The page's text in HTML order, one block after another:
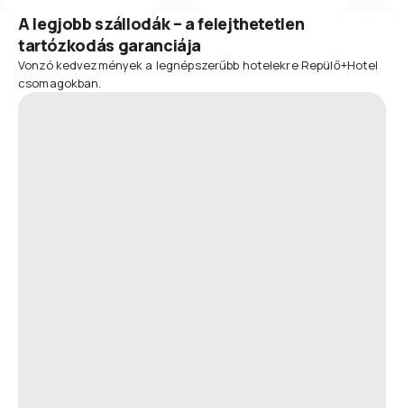
A legjobb szállodák – a felejthetetlen
tartózkodás garanciája
Vonzó kedvezmények a legnépszerűbb hotelekre Repülő+Hotel
csomagokban.